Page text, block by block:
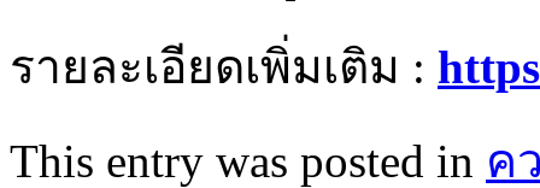
รายละเอียดเพิ่มเติม :
This entry was posted in ค